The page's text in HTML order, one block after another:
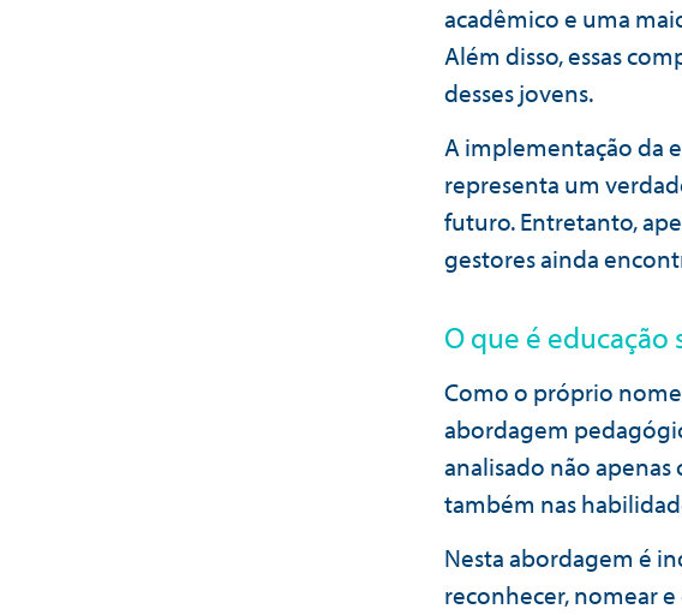
acadêmico e uma
Além disso, essas
desses jovens.
A implementação da
representa um
futuro. Entretanto,
gestores ainda
O que é
Como o próprio
abordagem
analisado não
também nas
Nesta abordagem é
reconhecer, nomear e